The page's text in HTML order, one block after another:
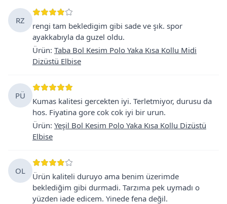
RZ
rengi tam bekledigim gibi sade ve şık. spor
ayakkabıyla da guzel oldu.
Ürün: Taba Bol Kesim Polo Yaka Kısa Kollu Midi
Dizüstü Elbise
PÜ
Kumas kalitesi gercekten iyi. Terletmiyor, durusu da
hos. Fiyatina gore cok cok iyi bir urun.
Ürün: Yeşil Bol Kesim Polo Yaka Kısa Kollu Dizüstü
Elbise
OL
Ürün kaliteli duruyo ama benim üzerimde
beklediğim gibi durmadi. Tarzıma pek uymadı o
yüzden iade edicem. Yinede fena değil.